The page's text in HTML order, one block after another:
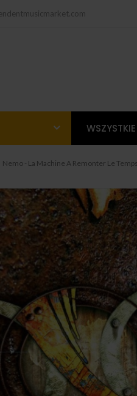
Nemo - La Machine A Remonter Le